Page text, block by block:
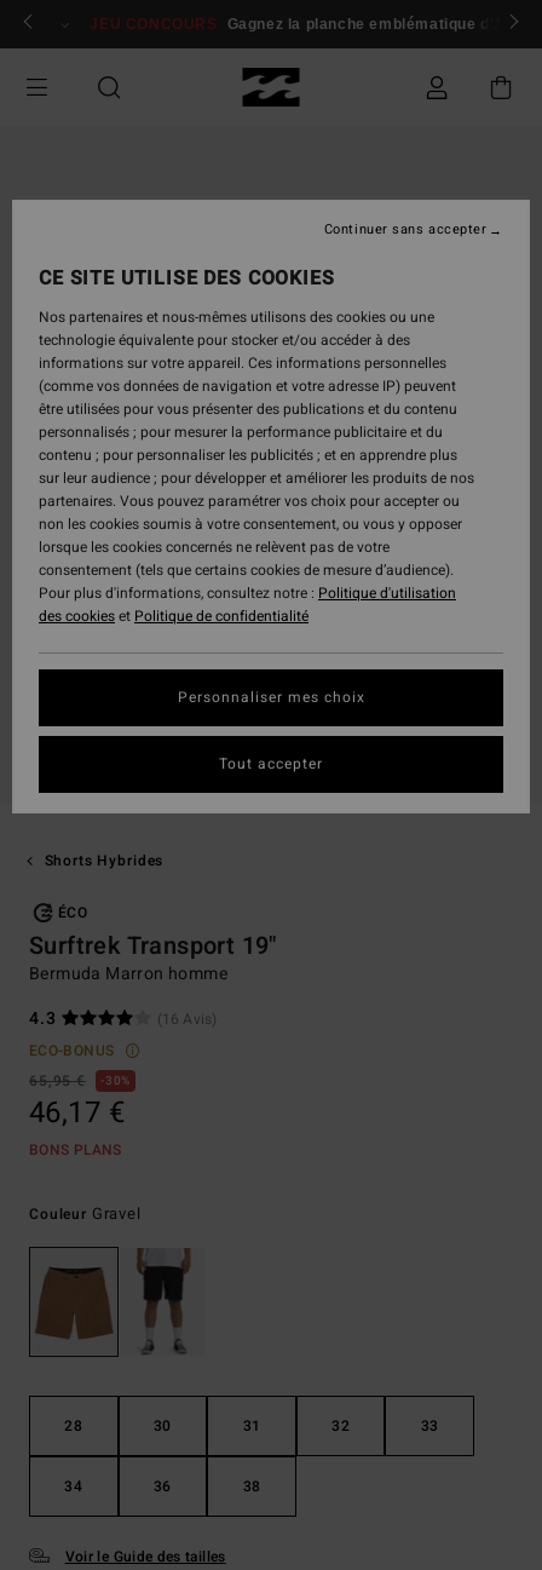
Passer
Se connecter / s'inscrire
JEU CONCOURS Gagnez la planche emblématique d'Andy
Shorts Hybrides
ÉCO
Surftrek Transport 19"
Bermuda Marron homme
4.3
(16 Avis)
ECO-BONUS
65,95 €
30%
46,17 €
BONS PLANS
Couleur Gravel
28 30 31 32 33
34 36 38
Voir le Guide des tailles
CE SITE UTILISE DES COOKIES
Nos partenaires et nous-mêmes utilisons des cookies ou une
technologie équivalente pour stocker et/ou accéder à des
informations sur votre appareil. Ces informations personnelles
(comme vos données de navigation et votre adresse IP) peuvent
être utilisées pour vous présenter des publications et du contenu
personnalisés ; pour mesurer la performance publicitaire et du
contenu ; pour personnaliser les publicités ; et en apprendre plus
sur leur audience ; pour développer et améliorer les produits de nos
partenaires. Vous pouvez paramétrer vos choix pour accepter ou
non les cookies soumis à votre consentement, ou vous y opposer
lorsque les cookies concernés ne relèvent pas de votre
consentement (tels que certains cookies de mesure d’audience).
Pour plus d'informations, consultez notre : Politique d'utilisation
des cookieset Politique de confidentialité
Personnaliser mes choix
Continuer sans accepter
Tout accepter